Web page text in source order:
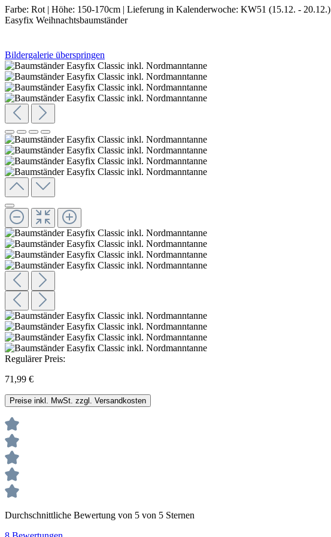
Farbe: Rot | Höhe: 150-170cm | Lieferung in Kalenderwoche: KW51 (15.12. - 20.12.)
Easyfix Weihnachtsbaumständer
Bildergalerie überspringen
Regulärer Preis:
71,99 €
Preise inkl. MwSt. zzgl. Versandkosten
Durchschnittliche Bewertung von 5 von 5 Sternen